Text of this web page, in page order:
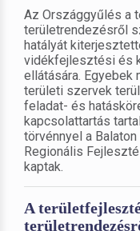
Az Országgyűlés a
területrendezésről
hatályát
vidékfejlesztési és
ellátására.
területi szervek
feladat- és
kapcsolattartás
törvénnyel a
Regionális
kaptak.
A